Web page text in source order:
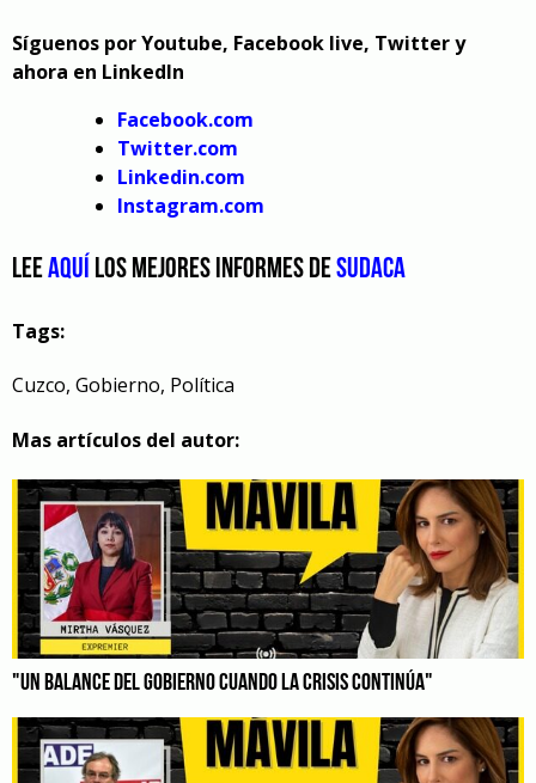
Síguenos por Youtube, Facebook live, Twitter y
ahora en LinkedIn
Facebook.com
Twitter.com
Linkedin.com
Instagram.com
Leeaquí los mejores informes deSudaca
Tags:
Cuzco, Gobierno, Política
Mas artículos del autor:
"UN BALANCE DEL GOBIERNO CUANDO LA CRISIS CONTINÚA"